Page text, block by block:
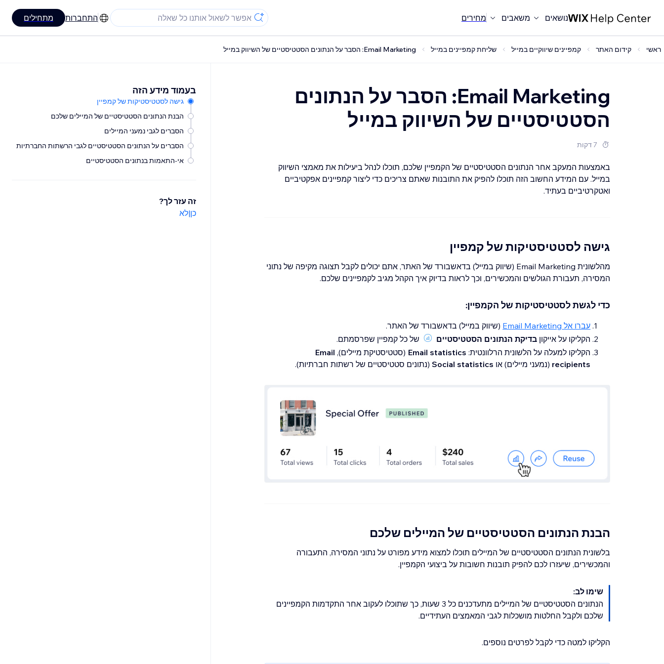
נושאים משאבים מחירים התחברות מתחילים
ראשי קידום האתר קמפיינים שיווקיים במייל שליחת קמפיינים במייל Email Marketing: הסבר על הנתונים הסטטיסטיים של השיווק במייל
Email Marketing: הסבר על הנתונים
הסטטיסטיים של השיווק במייל
7 דקות
באמצעות המעקב אחר הנתונים הסטטיסטיים של הקמפיין שלכם, תוכלו לנהל ביעילות את מאמצי השיווק
במייל. עם המידע החשוב הזה תוכלו להפיק את התובנות שאתם צריכים כדי ליצור קמפיינים אפקטיביים
ואטקרטיביים בעתיד.
גישה לסטטיסטיקות של קמפיין
מהלשונית Email Marketing (שיווק במייל) בדאשבורד של האתר, אתם יכולים לקבל תצוגה מקיפה של נתוני
המסירה, תעבורת הגולשים והמכשירים, וכך לראות בדיוק איך הקהל מגיב לקמפיינים שלכם.
כדי לגשת לסטטיסטיקות של הקמפיין:
עברו אל Email Marketing
(שיווק במייל) בדאשבורד של האתר.
הקליקו על אייקון בדיקת הנתונים הסטטיסטיים
של כל קמפיין שפרסמתם.
הקליקו למעלה על הלשונית הרלוונטית: Email statistics (סטטיסטיקת מיילים), Email
recipients (נמעני מיילים) או Social statistics(נתונים סטטיסטיים של רשתות חברתיות).
הבנת הנתונים הסטטיסטיים של המיילים שלכם
בלשונית הנתונים הסטטיסטיים של המיילים תוכלו למצוא מידע מפורט על נתוני המסירה, התעבורה
והמכשירים, שיעזרו לכם להפיק תובנות חשובות על ביצועי הקמפיין.
שימו לב:
הנתונים הסטטיסטיים של המיילים מתעדכנים כל 3 שעות, כך שתוכלו לעקוב אחר התקדמות הקמפיינים
שלכם ולקבל החלטות מושכלות לגבי המאמצים העתידיים.
הקליקו למטה כדי לקבל לפרטים נוספים.
בעמוד מידע הזה
גישה לסטטיסטיקות של קמפיין
הבנת הנתונים הסטטיסטיים של המיילים שלכם
הסברים לגבי נמעני המיילים
הסברים על הנתונים הסטטיסטיים לגבי הרשתות החברתיות
אי-התאמות בנתונים הסטטיסטיים
זה עזר לך?
כן|לא